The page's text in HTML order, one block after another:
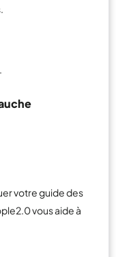
votre guide des
vous aide à